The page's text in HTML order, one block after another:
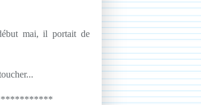
mai, il portait de